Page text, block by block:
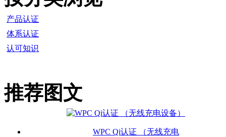
产品认证
体系认证
认可知识
推荐图文
WPC Qi认证 （无线充电